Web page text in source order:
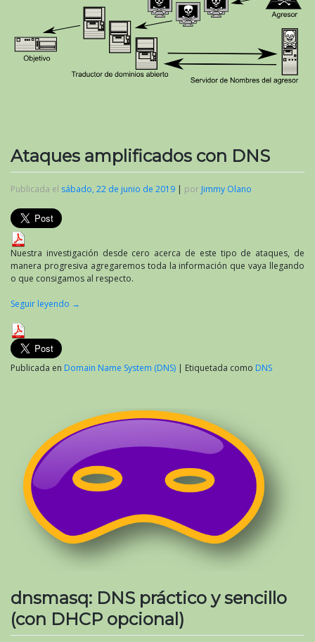
Ataques amplificados con DNS
Publicada el sábado, 22 de junio de 2019 | por Jimmy Olano
Nuestra investigación desde cero acerca de este tipo de ataques, de
manera progresiva agregaremos toda la información que vaya llegando
o que consigamos al respecto.
Seguir leyendo →
Publicada en Domain Name System (DNS) | Etiquetada como DNS
dnsmasq: DNS práctico y sencillo
(con DHCP opcional)